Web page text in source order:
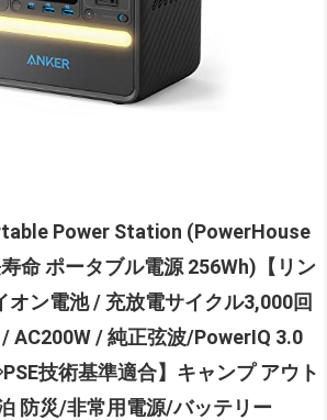
Power Station (PowerHouse
命 ポータブル電源 256Wh)【リン
オン電池 / 充放電サイクル3,000回
AC200W / 純正弦波/PowerIQ 3.0
技術基準適合】キャンプ アウト
防災/非常用電源/バッテリー